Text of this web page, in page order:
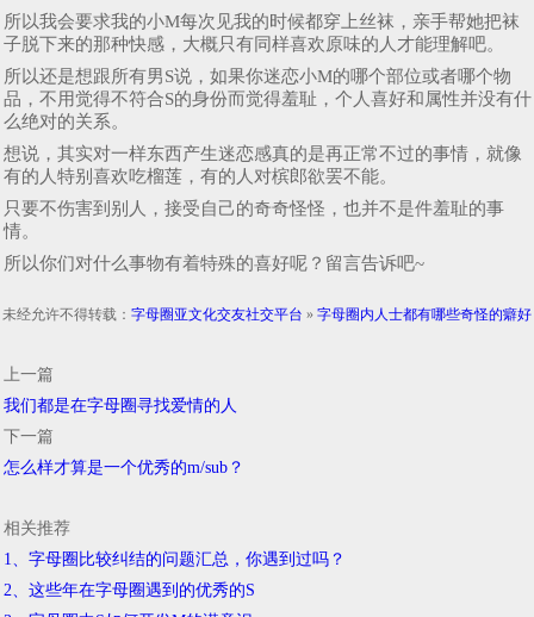
所以我会要求我的小M每次见我的时候都穿上丝袜，亲手帮她把袜
子脱下来的那种快感，大概只有同样喜欢原味的人才能理解吧。
所以还是想跟所有男S说，如果你迷恋小M的哪个部位或者哪个物
品，不用觉得不符合S的身份而觉得羞耻，个人喜好和属性并没有什
么绝对的关系。
想说，其实对一样东西产生迷恋感真的是再正常不过的事情，就像
有的人特别喜欢吃榴莲，有的人对槟郎欲罢不能。
只要不伤害到别人，接受自己的奇奇怪怪，也并不是件羞耻的事
情。
所以你们对什么事物有着特殊的喜好呢？留言告诉吧~
未经允许不得转载： 字母圈亚文化交友社交平台 » 字母圈内人士都有哪些奇怪的癖好
上一篇
我们都是在字母圈寻找爱情的人
下一篇
怎么样才算是一个优秀的m/sub？
相关推荐
1、字母圈比较纠结的问题汇总，你遇到过吗？
2、这些年在字母圈遇到的优秀的S